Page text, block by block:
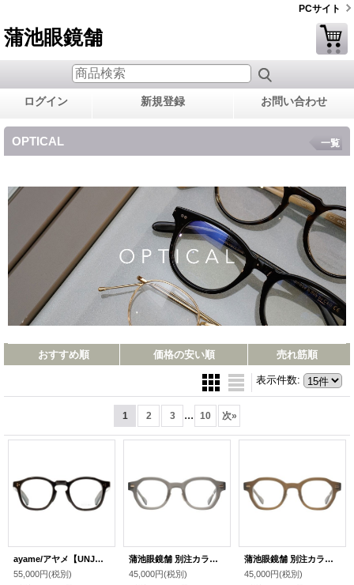
PCサイト
蒲池眼鏡舗
ログイン 新規登録 お問い合わせ
OPTICAL 一覧
おすすめ順 価格の安い順 売れ筋順
表示件数:
1 2 3 ... 10 次»
ayame/アヤメ【UNJOUR】 BK 44サイズ
55,000円(税別)
蒲池眼鏡舗 別注カラー OG × Oliver Goldsmith/オージーバイ・オリバーゴールドスミス【BETH】MATTE C GREY 45サイズ
45,000円(税別)
蒲池眼鏡舗 別注カラー OG × Oliver Goldsmith/オージーバイ・オリバーゴールドスミス【BETH】 C BROWN 45サイズ
45,000円(税別)